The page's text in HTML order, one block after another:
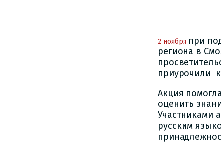
2 ноября при
региона в
приурочили
Акция
оценить
Участниками
русским